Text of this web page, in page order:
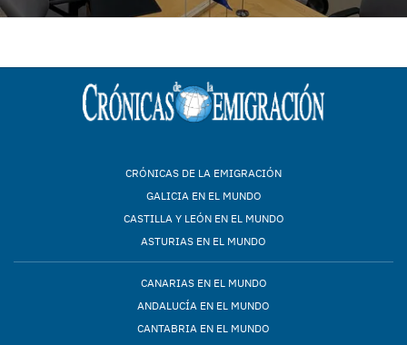
CRÓNICAS DE LA EMIGRACIÓN
GALICIA EN EL MUNDO
CASTILLA Y LEÓN EN EL MUNDO
ASTURIAS EN EL MUNDO
CANARIAS EN EL MUNDO
ANDALUCÍA EN EL MUNDO
CANTABRIA EN EL MUNDO